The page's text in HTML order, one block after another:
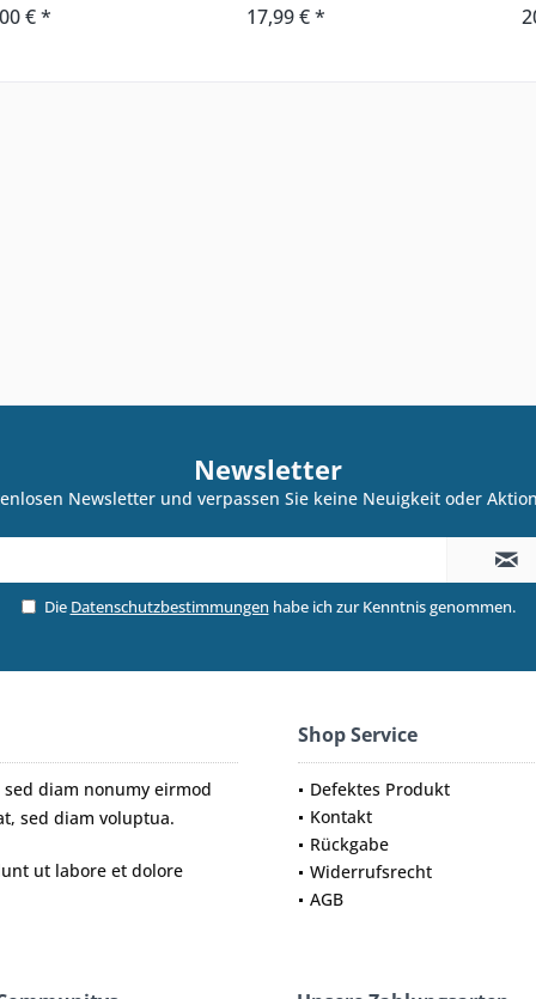
€ * 17,99 € *
Newsletter
Newsletter und verpassen Sie keine Neuigkeit oder
Die Datenschutzbestimmungen habe ich zur Kenntnis genommen.
diam nonumy eirmod
sed diam voluptua.
ut labore et dolore
Shop Service
Defektes Produkt
Kontakt
Rückgabe
Widerrufsrecht
AGB